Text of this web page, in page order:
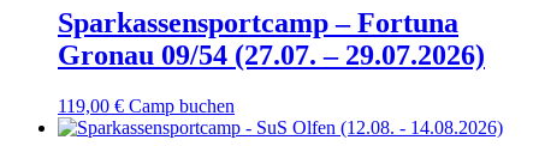
Sparkassensportcamp – Fortuna
Gronau 09/54 (27.07. – 29.07.2026)
119,00 € Camp buchen